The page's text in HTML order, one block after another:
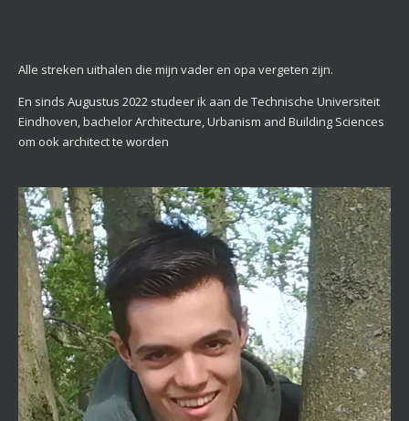
Alle streken uithalen die mijn vader en opa vergeten zijn.
En sinds Augustus 2022 studeer ik aan de Technische Universiteit
Eindhoven, bachelor Architecture, Urbanism and Building Sciences
om ook architect te worden